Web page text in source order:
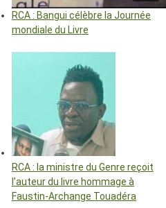
RCA : Bangui célèbre la Journée
mondiale du Livre
RCA : la ministre du Genre reçoit
l’auteur du livre hommage à
Faustin-Archange Touadéra